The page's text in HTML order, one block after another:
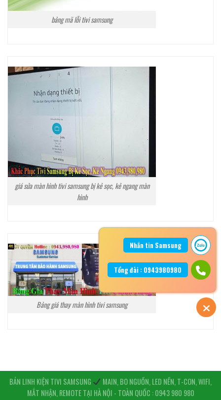
bảng mã lỗi tivi samsung
giá sửa màn hình tivi samsung bị kẻ sọc, kẻ ngang màn
hình
Bảng giá thay màn hình tivi samsung
BÁN LINH KIỆN TIVI SAMSUNG
MAIN, BO NGUỒN, LED NỀN, T-CON, WIFI,
MẮT NHẬN, REMOTE TẠI HÀ NỘI - TOÀN QUỐC : 0943 980 980
Nhắn tin Samsung
Tổng đài : 0943980980